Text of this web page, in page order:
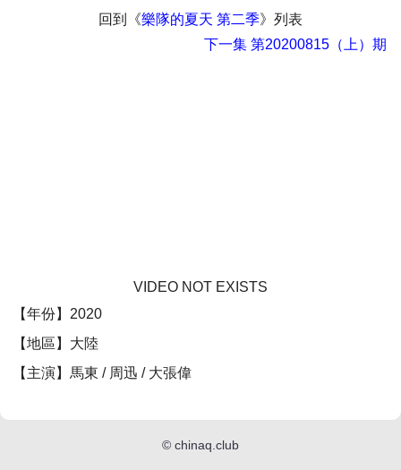
回到《樂隊的夏天 第二季》列表
下一集第20200815（上）期
VIDEO NOT EXISTS
【年份】2020
【地區】大陸
【主演】馬東 / 周迅 / 大張偉
© chinaq.club